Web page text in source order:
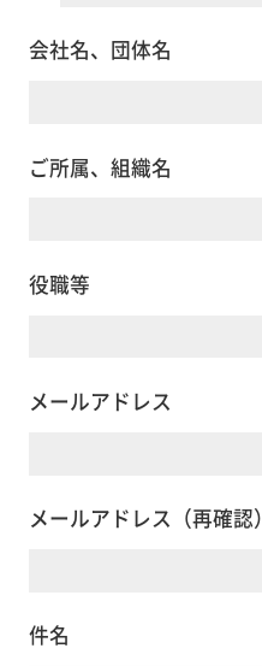
会社名、団体名
ご所属、組織名
役職等
メールアドレス
メールアドレス（再確認）
件名